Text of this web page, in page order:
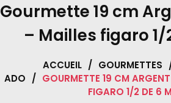
Gourmette 19 cm
– Mailles figaro
ACCUEIL / GOURMETTES
ADO / GOURMETTE 19 CM
FIGARO 1/2 DE 6